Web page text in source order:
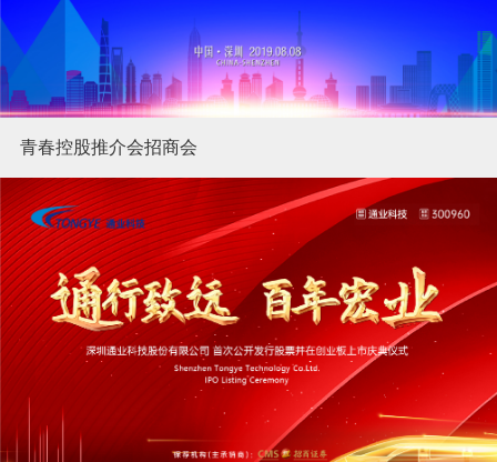
青春控股推介会招商会